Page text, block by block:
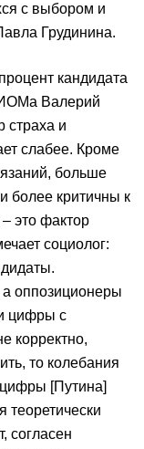
с выбором и
Грудинина.
кандидата
Валерий
страха и
слабее. Кроме
больше
более критичны к
это фактор
социолог:
а оппозиционеры
цифры с
корректно,
то колебания
[Путина]
теоретически
согласен